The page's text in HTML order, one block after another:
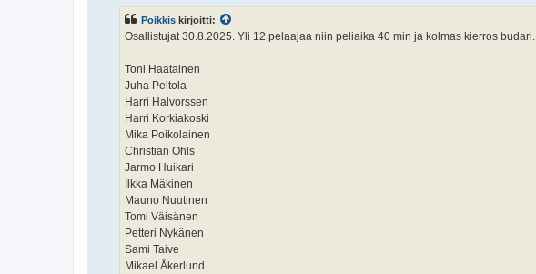
Poikkis kirjoitti:
Osallistujat 30.8.2025. Yli 12 pelaajaa niin peliaika 40 min ja kolmas kierros budari.
Toni Haatainen
Juha Peltola
Harri Halvorssen
Harri Korkiakoski
Mika Poikolainen
Christian Ohls
Jarmo Huikari
Ilkka Mäkinen
Mauno Nuutinen
Tomi Väisänen
Petteri Nykänen
Sami Taive
Mikael Åkerlund